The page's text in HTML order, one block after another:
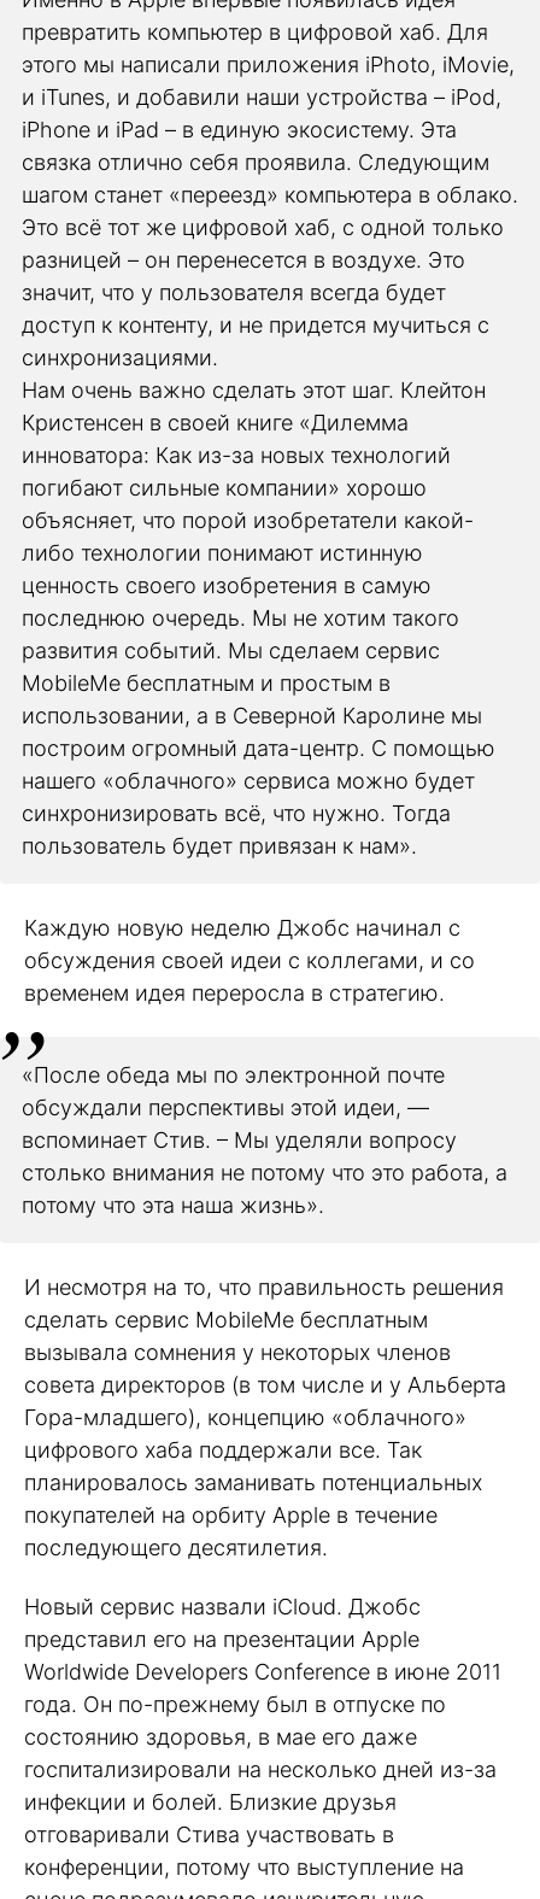
превратить компьютер в цифровой хаб. Для
этого мы написали приложения iPhoto, iMovie,
и iTunes, и добавили наши устройства – iPod,
iPhone и iPad – в единую экосистему. Эта
связка отлично себя проявила. Следующим
шагом станет «переезд» компьютера в облако.
Это всё тот же цифровой хаб, с одной только
разницей – он перенесется в воздухе. Это
значит, что у пользователя всегда будет
доступ к контенту, и не придется мучиться с
синхронизациями.
Нам очень важно сделать этот шаг. Клейтон
Кристенсен в своей книге «Дилемма
инноватора: Как из-за новых технологий
погибают сильные компании» хорошо
объясняет, что порой изобретатели какой-
либо технологии понимают истинную
ценность своего изобретения в самую
последнюю очередь. Мы не хотим такого
развития событий. Мы сделаем сервис
MobileMe бесплатным и простым в
использовании, а в Северной Каролине мы
построим огромный дата-центр. С помощью
нашего «облачного» сервиса можно будет
синхронизировать всё, что нужно. Тогда
пользователь будет привязан к нам».
Каждую новую неделю Джобс начинал с
обсуждения своей идеи с коллегами, и со
временем идея переросла в стратегию.
«После обеда мы по электронной почте
обсуждали перспективы этой идеи, —
вспоминает Стив. – Мы уделяли вопросу
столько внимания не потому что это работа, а
потому что эта наша жизнь».
И несмотря на то, что правильность решения
сделать сервис MobileMe бесплатным
вызывала сомнения у некоторых членов
совета директоров (в том числе и у Альберта
Гора-младшего), концепцию «облачного»
цифрового хаба поддержали все. Так
планировалось заманивать потенциальных
покупателей на орбиту Apple в течение
последующего десятилетия.
Новый сервис назвали iCloud. Джобс
представил его на презентации Apple
Worldwide Developers Conference в июне 2011
года. Он по-прежнему был в отпуске по
состоянию здоровья, в мае его даже
госпитализировали на несколько дней из-за
инфекции и болей. Близкие друзья
отговаривали Стива участвовать в
конференции, потому что выступление на